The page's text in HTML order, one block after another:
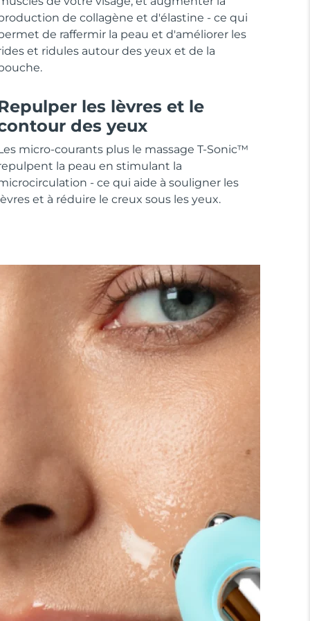
de collagène et d'élastine - ce qui
de raffermir la peau et d'améliorer les
et ridules autour des yeux et de la
les lèvres et le
des yeux
micro-courants plus le massage T-Sonic™
la peau en stimulant la
- ce qui aide à souligner les
et à réduire le creux sous les yeux.